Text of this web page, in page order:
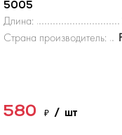
5005
Длина:
Страна производитель:
580₽/ шт